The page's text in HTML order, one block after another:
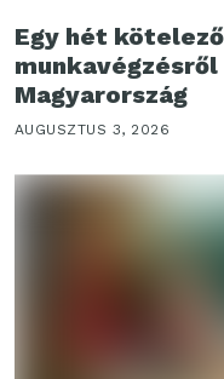
Egy hét
Magyarország
AUGUSZTUS 3, 2026